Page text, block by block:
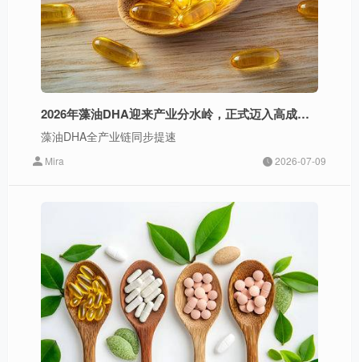
2026年藻油DHA迎来产业分水岭，正式迈入高成长拐点
藻油DHA全产业链同步提速
Mira 2026-07-09